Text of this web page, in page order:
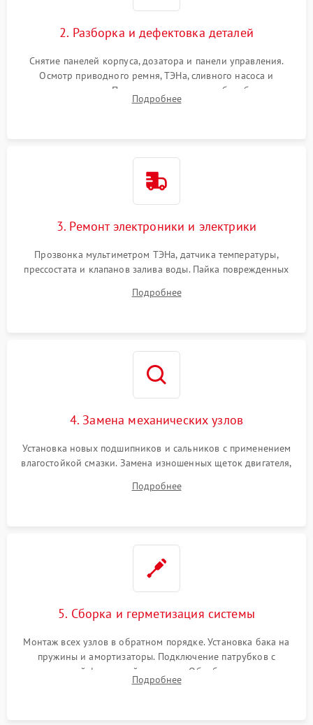
2. Разборка и дефектовка деталей
Снятие панелей корпуса, дозатора и панели управления.
Осмотр приводного ремня, ТЭНа, сливного насоса и
амортизаторов. Проверка подшипников барабана и
крестовины на износ, а манжеты люка на разрывы.
Подробнее
3. Ремонт электроники и электрики
Прозвонка мультиметром ТЭНа, датчика температуры,
прессостата и клапанов залива воды. Пайка поврежденных
Восстановление целостности проводки и контактов.
Подробнее
4. Замена механических узлов
Установка новых подшипников и сальников с применением
влагостойкой смазки. Замена изношенных щеток двигателя,
или поврежденной резиновой манжеты.
Подробнее
5. Сборка и герметизация системы
Монтаж всех узлов в обратном порядке. Установка бака на
пружины и амортизаторы. Подключение патрубков с
надежной фиксацией хомутами. Обработка стыков
герметиком для предотвращения возможных протечек воды.
Подробнее